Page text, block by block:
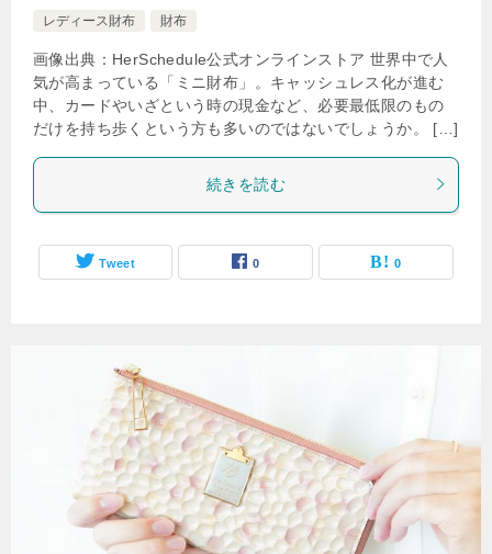
レディース財布
財布
画像出典：HerSchedule公式オンラインストア 世界中で人
気が高まっている「ミニ財布」。キャッシュレス化が進む
中、カードやいざという時の現金など、必要最低限のもの
だけを持ち歩くという方も多いのではないでしょうか。 […]
続きを読む
Tweet 0 0